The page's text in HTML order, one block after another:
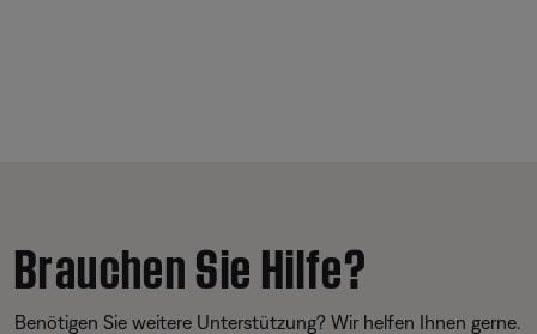
Brauchen Sie Hilfe?
Benötigen Sie weitere Unterstützung? Wir helfen Ihnen gerne.